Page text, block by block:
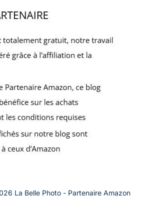
La Belle Photo - Partenaire Amazon